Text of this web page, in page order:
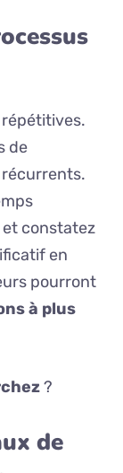
répétitives.
de
et constatez
en
pourront
à plus
?
de